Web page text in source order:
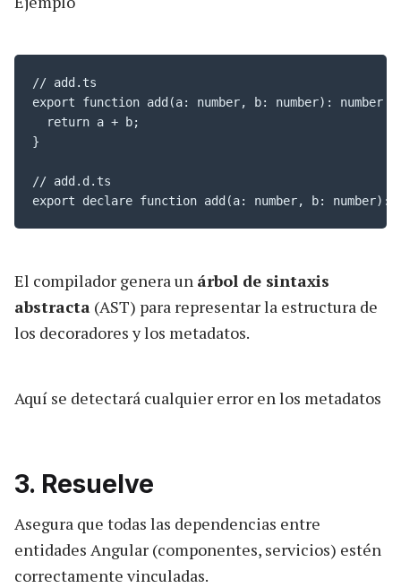
// add.ts
export function add(a: number, b: number): number {
  return a + b;
}
// add.d.ts
export declare function add(a: number, b: number):
El compilador genera un árbol de sintaxis
abstracta (AST) para representar la estructura de
los decoradores y los metadatos.
Aquí se detectará cualquier error en los metadatos
3. Resuelve
Asegura que todas las dependencias entre
entidades Angular (componentes, servicios) estén
correctamente vinculadas.